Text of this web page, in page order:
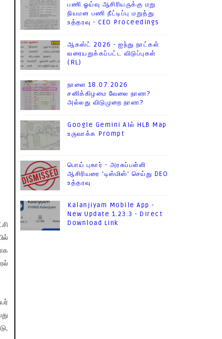
பணி ஓய்வு ஆசிரியருக்கு மறு
நியமன பணி நீட்டிப்பு மறுத்து
உத்தரவு - CEO Proceedings
ஆகஸ்ட் 2026 - ஐந்து நாட்கள்
வரையறுக்கப்பட்ட விடுப்புகள்
(RL)
நாளை 18.07.2026
சனிக்கிழமை வேலை நாளா?
அல்லது விடுமுறை நாளா?
Google Gemini AIல் HLB Map
உருவாக்க Prompt
பொய் புகார் - அரசுப்பள்ளி
ஆசிரியரை 'டிஸ்மிஸ்' செய்து DEO
உத்தரவு
Kalanjiyam Mobile App -
New Update 1.23.3 - Direct
Download Link